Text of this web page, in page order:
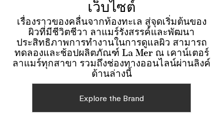
เว็บไซต์
เรื่องราวของคลื่นจากท้องทะเล สู่จุดเริ่มต้นของ
ผิวที่มีชีวิตชีวา ลาแมร์รังสรรค์และพัฒนา
ประสิทธิภาพการทำงานในการดูแลผิว สามารถ
ทดลองและช้อปผลิตภัณฑ์ La Mer ณ เคาน์เตอร์
ลาแมร์ทุกสาขา รวมถึงช่องทางออนไลน์ผ่านลิงค์
ด้านล่างนี้
Explore the Brand